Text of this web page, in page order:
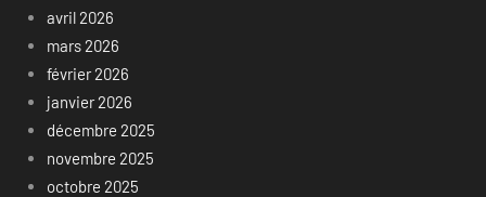
avril 2026
mars 2026
février 2026
janvier 2026
décembre 2025
novembre 2025
octobre 2025